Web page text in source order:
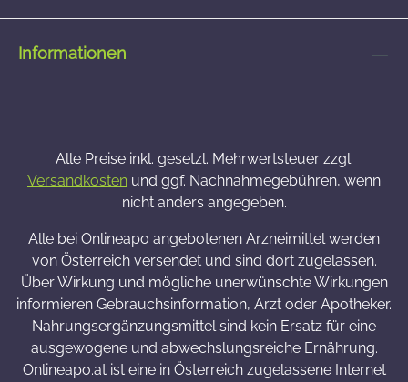
Informationen
Alle Preise inkl. gesetzl. Mehrwertsteuer zzgl.
Versandkosten und ggf. Nachnahmegebühren, wenn
nicht anders angegeben.
Alle bei Onlineapo angebotenen Arzneimittel werden
von Österreich versendet und sind dort zugelassen.
Über Wirkung und mögliche unerwünschte Wirkungen
informieren Gebrauchsinformation, Arzt oder Apotheker.
Nahrungsergänzungsmittel sind kein Ersatz für eine
ausgewogene und abwechslungsreiche Ernährung.
Onlineapo.at ist eine in Österreich zugelassene Internet